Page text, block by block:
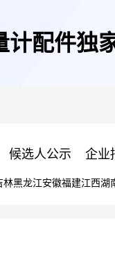
计配件独
候选人公示 企业
林黑龙江安徽福建江西湖